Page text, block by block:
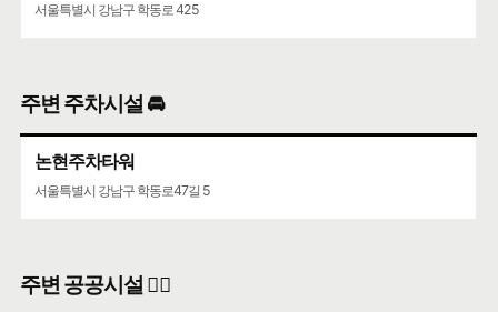
서울특별시 강남구 학동로 425
주변 주차시설 🚘
논현주차타워
서울특별시 강남구 학동로47길 5
주변 공공시설 👨‍✈️